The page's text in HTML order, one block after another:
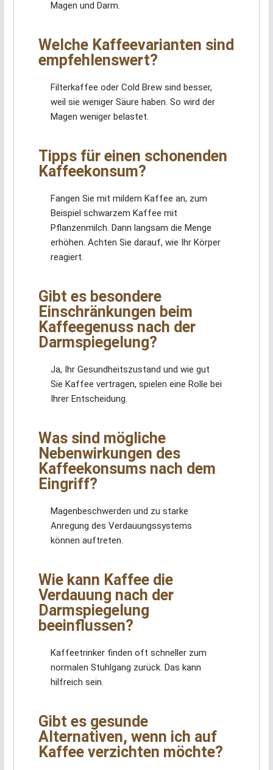
Magen und Darm.
Welche Kaffeevarianten sind
empfehlenswert?
Filterkaffee oder Cold Brew sind besser,
weil sie weniger Säure haben. So wird der
Magen weniger belastet.
Tipps für einen schonenden
Kaffeekonsum?
Fangen Sie mit mildem Kaffee an, zum
Beispiel schwarzem Kaffee mit
Pflanzenmilch. Dann langsam die Menge
erhöhen. Achten Sie darauf, wie Ihr Körper
reagiert.
Gibt es besondere
Einschränkungen beim
Kaffeegenuss nach der
Darmspiegelung?
Ja, Ihr Gesundheitszustand und wie gut
Sie Kaffee vertragen, spielen eine Rolle bei
Ihrer Entscheidung.
Was sind mögliche
Nebenwirkungen des
Kaffeekonsums nach dem
Eingriff?
Magenbeschwerden und zu starke
Anregung des Verdauungssystems
können auftreten.
Wie kann Kaffee die
Verdauung nach der
Darmspiegelung
beeinflussen?
Kaffeetrinker finden oft schneller zum
normalen Stuhlgang zurück. Das kann
hilfreich sein.
Gibt es gesunde
Alternativen, wenn ich auf
Kaffee verzichten möchte?